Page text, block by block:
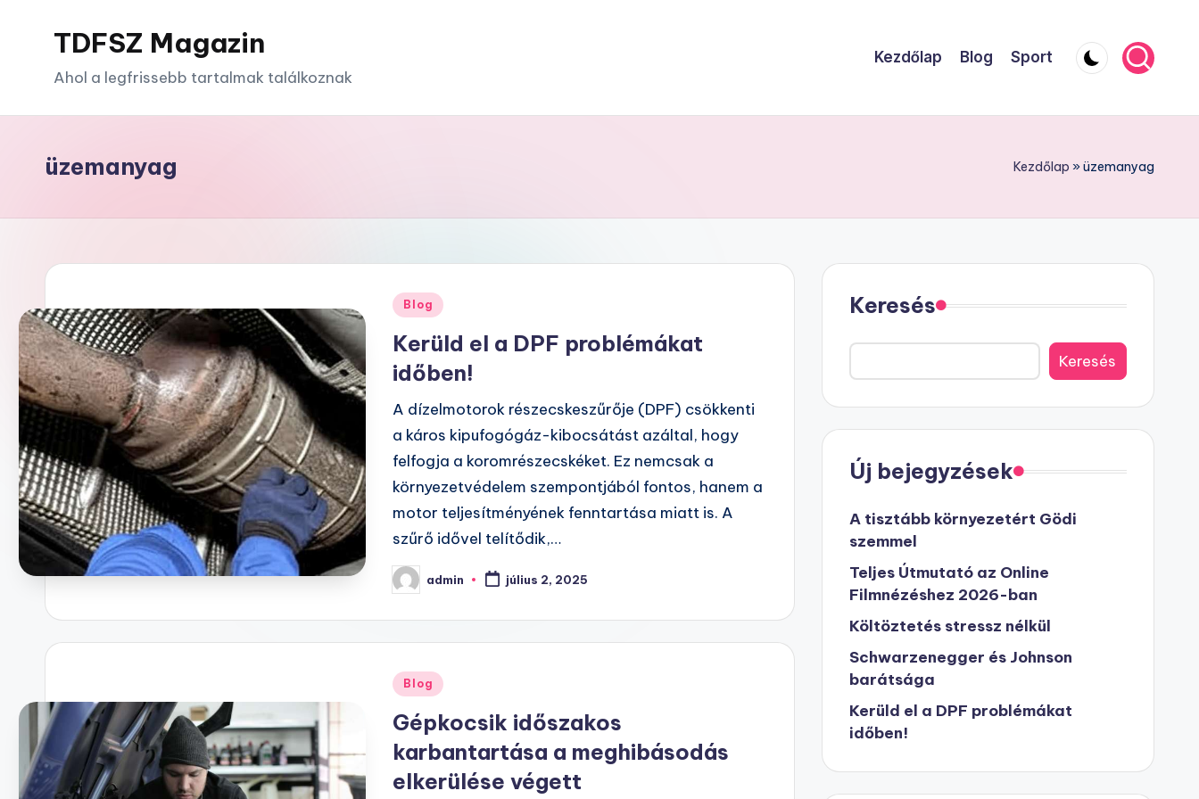
TDFSZ Magazin
Ahol a legfrissebb tartalmak találkoznak
Kezdőlap Blog Sport
üzemanyag Kezdőlap »üzemanyag
Posted
Blog
Kerüld el a DPF problémákat
időben!
A dízelmotorok részecskeszűrője (DPF) csökkenti
a káros kipufogógáz-kibocsátást azáltal, hogy
felfogja a koromrészecskéket. Ez nemcsak a
környezetvédelem szempontjából fontos, hanem a
motor teljesítményének fenntartása miatt is. A
szűrő idővel telítődik,…
Posted
by
admin július 2, 2025
Posted
Blog
Gépkocsik időszakos
karbantartása a meghibásodás
elkerülése végett
Keresés
Keresés
Új bejegyzések
A tisztább környezetért Gödi
szemmel
Teljes Útmutató az Online
Filmnézéshez 2026-ban
Költöztetés stressz nélkül
Schwarzenegger és Johnson
barátsága
Kerüld el a DPF problémákat
időben!